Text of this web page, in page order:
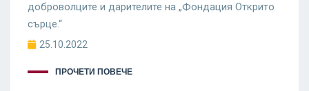
доброволците и дарителите на „Фондация Открито
сърце.“
25.10.2022
ПРОЧЕТИ ПОВЕЧЕ